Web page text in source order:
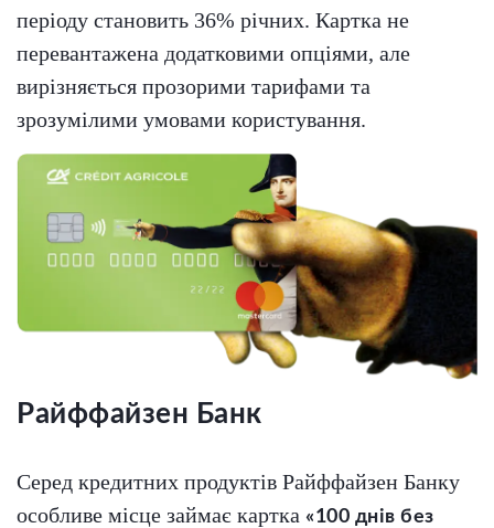
періоду становить 36% річних. Картка не
перевантажена додатковими опціями, але
вирізняється прозорими тарифами та
зрозумілими умовами користування.
Райффайзен Банк
Серед кредитних продуктів Райффайзен Банку
особливе місце займає картка «100 днів без